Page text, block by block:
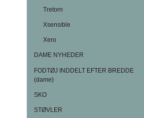
Tretorn
Xsensible
Xero
DAME NYHEDER
FODTØJ INDDELT EFTER BREDDE
(dame)
SKO
STØVLER